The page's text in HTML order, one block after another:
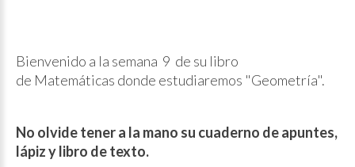
Bienvenido a la semana 9 de su libro
de Matemáticas donde estudiaremos "Geometría".
No olvide tener a la mano su cuaderno de apuntes,
lápiz y libro de texto.